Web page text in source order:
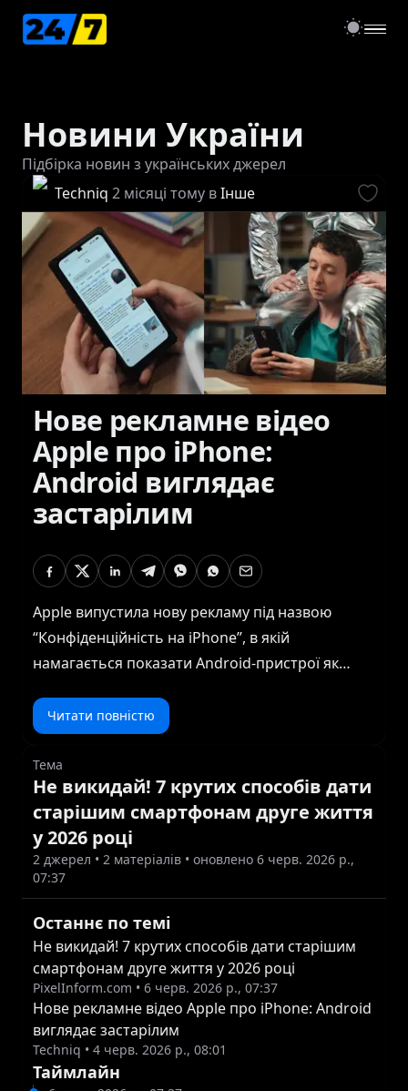
Новини України
Підбірка новин з українських джерел
Techniq 2 місяці тому вІнше
Нове рекламне відео
Apple про iPhone:
Android виглядає
застарілим
Apple випустила нову рекламу під назвою
“Конфіденційність на iPhone”, в якій
намагається показати Android-пристрої як
зображує онлайн-трекерів даних як реальних
людей, які підглядають за вами під час серфінгу
в Інтернеті. Також є жарт про браузер Chrome,
що додає іронії до реклами. В рекламі показано
iPhone 17 Pro Max у яскравому кольорі Cosmic
Orange, тоді як Android-пристрої виглядають
смішно. Вигаданий пристрій має товстий і
незграбним вирізом для селфі. Це не
відображає реальні Android-пристрої, за
винятком, можливо, деяких надміцних
моделей, але чи хтось насправді їх купує? Це не
перший випадок, коли Apple зображує Android-
пристрої в такому світлі – це досить поширене
явище. Але це особливо вражаючий приклад,
Читати повністю
Тема
Не викидай! 7 крутих способів дати
старішим смартфонам друге життя
у 2026 році
2 джерел • 2 матеріалів • оновлено 6 черв. 2026 р.,
07:37
Останнє по темі
Не викидай! 7 крутих способів дати старішим
смартфонам друге життя у 2026 році
PixelInform.com • 6 черв. 2026 р., 07:37
Нове рекламне відео Apple про iPhone: Android
виглядає застарілим
Techniq • 4 черв. 2026 р., 08:01
Таймлайн